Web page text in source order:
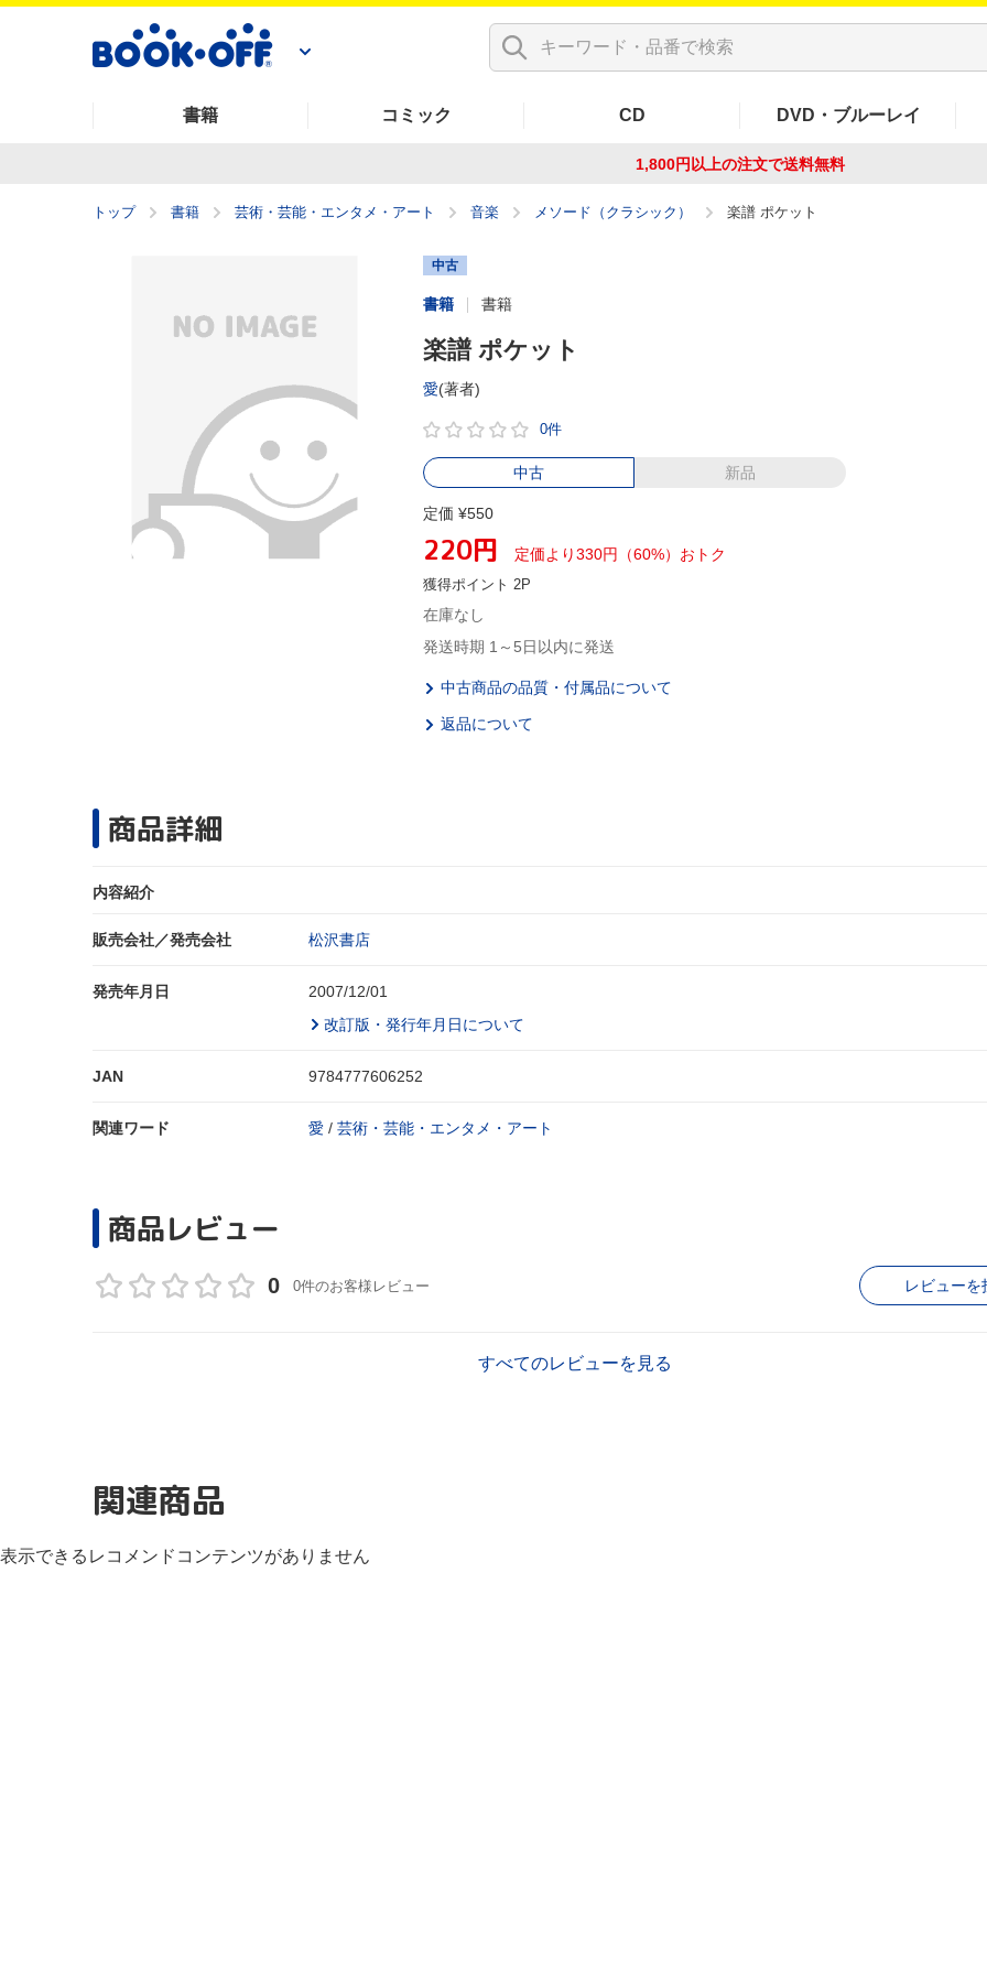
書籍 コミック CD DVD・ブルーレイ
1,800円以上の注文で送料無料
トップ 書籍 芸術・芸能・エンタメ・アート 音楽 メソード（クラシック） 楽譜 ポケット
中古
書籍 書籍
楽譜 ポケット
愛(著者)
0件
中古 新品
定価 ¥550
220円 定価より330円（60%）おトク
獲得ポイント 2P
在庫なし
発送時期 1～5日以内に発送
中古商品の品質・付属品について
返品について
商品詳細
内容紹介
販売会社／発売会社 松沢書店
発売年月日
2007/12/01
改訂版・発行年月日について
JAN 9784777606252
関連ワード 愛 / 芸術・芸能・エンタメ・アート
商品レビュー
0 0件のお客様レビュー レビューを
すべてのレビューを見る
関連商品
表示できるレコメンドコンテンツがありません